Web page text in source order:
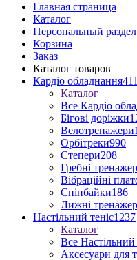
Главная страница
Каталог
Персональный раздел
Корзина
Заказ
Каталог товаров
Кардіо обладнання
Каталог
Все Кардіо
Бігові доріжки
Велотренажери
Орбітреки990
Степери208
Гребні
Вібраційні
Спінбайки186
Лижні
Настільний теніс1237
Каталог
Все Настільний
Аксесуари для